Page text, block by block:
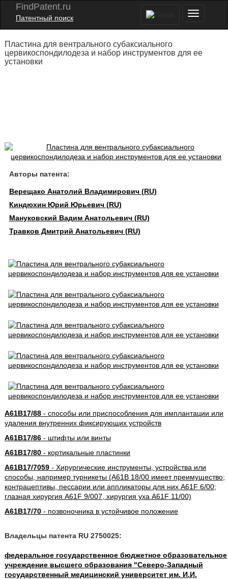
FindPatent.ru
Патентный поиск
Пластина для вентрального субаксиального
цервикоспондилодеза и набор инструментов для ее
установки
Авторы патента:
Верещако Анатолий Владимирович (RU)
Киндюхин Юрий Юрьевич (RU)
Мануковский Вадим Анатольевич (RU)
Травков Дмитрий Анатольевич (RU)
A61B17/88- способы или приспособления для имплантации или
удаления внутренних фиксирующих устройств
A61B17/86- штифты или винты
A61B17/80- кортикальные пластинки
A61B17/7059- Хирургические инструменты, устройства или
способы, например турникеты (A61B 18/00 имеет преимущество;
контрацептивы, пессарии или аппликаторы для них A61F 6/00;
глазная хирургия A61F 9/007, хирургия уха A61F 11/00)
A61B17/70- позвоночника в устойчивое положение
Владельцы патента RU 2750025:
федеральное государственное бюджетное образовательное
учреждение высшего образования "Северо-Западный
государственный медицинский университет им. И.И.